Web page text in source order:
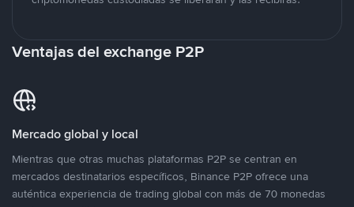
Ventajas del exchange P2P
Mercado global y local
Mientras que otras muchas plataformas P2P se centran en
mercados destinatarios específicos, Binance P2P ofrece una
auténtica experiencia de trading global con más de 70 monedas